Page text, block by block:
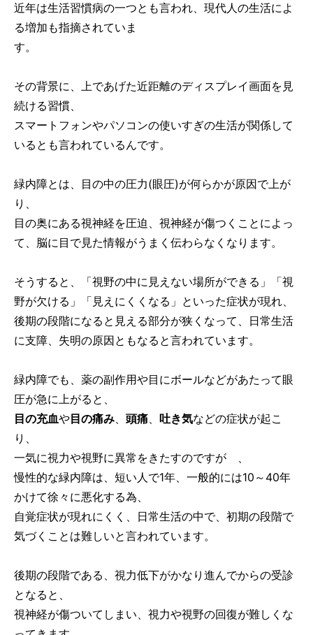
近年は生活習慣病の一つとも言われ、現代人の生活によ
る増加も指摘されていま
す。
その背景に、上であげた近距離のディスプレイ画面を見
続ける習慣、
スマートフォンやパソコンの使いすぎの生活が関係して
いるとも言われているんです。
緑内障とは、目の中の圧力(眼圧)が何らかが原因で上が
り、
目の奥にある視神経を圧迫、視神経が傷つくことによっ
て、脳に目で見た情報がうまく伝わらなくなります。
そうすると、「視野の中に見えない場所ができる」「視
野が欠ける」「見えにくくなる」といった症状が現れ、
後期の段階になると見える部分が狭くなって、日常生活
に支障、失明の原因ともなると言われています。
緑内障でも、薬の副作用や目にボールなどがあたって眼
圧が急に上がると、
目の充血や目の痛み、 頭痛、 吐き気などの症状が起こ
り、
一気に視力や視野に異常をきたすのですが 、
慢性的な緑内障は、短い人で1年、一般的には10～40年
かけて徐々に悪化する為、
自覚症状が現れにくく、日常生活の中で、初期の段階で
気づくことは難しいと言われています。
後期の段階である、視力低下がかなり進んでからの受診
となると、
視神経が傷ついてしまい、視力や視野の回復が難しくな